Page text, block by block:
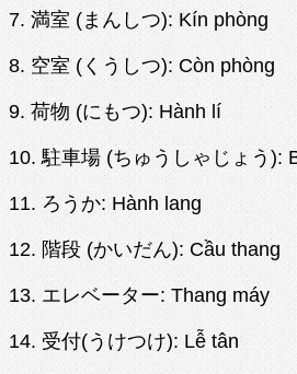
7. 満室 (まんしつ): Kín phòng
8. 空室 (くうしつ): Còn phòng
9. 荷物 (にもつ): Hành lí
10. 駐車場 (ちゅうしゃじょう):
11. ろうか: Hành lang
12. 階段 (かいだん): Cầu thang
13. エレベーター: Thang máy
14. 受付(うけつけ): Lễ tân